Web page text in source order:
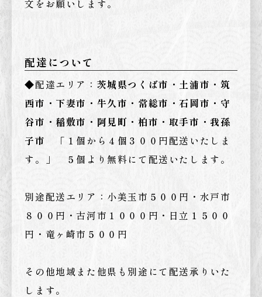
文をお願いします。
配達について
◆配達エリア： 茨城県つくば市・土浦市・筑
西市・下妻市・牛久市・常総市・石岡市・守
谷市・稲敷市・阿見町・柏市・取手市・我孫
子市
「１個から４個３００円配送いたしま
す。」 ５個より無料にて配送いたします。
別途配送エリア：小美玉市５００円・水戸市
８００円・古河市１０００円・日立１５００
円・竜ヶ崎市５００円
その他地域また他県も別途にて配送承りいた
します。